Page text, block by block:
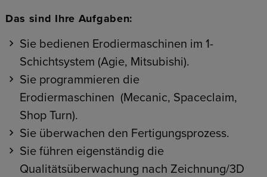
Das sind Ihre Aufgaben:
Sie bedienen Erodiermaschinen im 1-
Schichtsystem (Agie, Mitsubishi).
Sie programmieren die
Erodiermaschinen (Mecanic, Spaceclaim,
Shop Turn).
Sie überwachen den Fertigungsprozess.
Sie führen eigenständig die
Qualitätsüberwachung nach Zeichnung/3D